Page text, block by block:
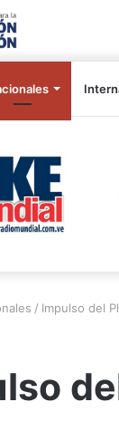
/ Impulso del